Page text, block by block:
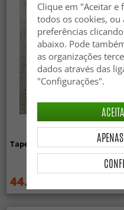
Tapete Wilton - Mateur (bege)
44.99 €
Clique em "Aceitar
todos os cookies, ou
preferências
abaixo. Pode
as organizações
dados através das
"Configurações".